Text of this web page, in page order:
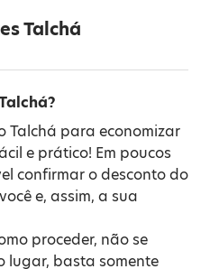
Talchá
Talchá para economizar
e prático! Em poucos
confirmar o desconto do
e, assim, a sua
proceder, não se
lugar, basta somente